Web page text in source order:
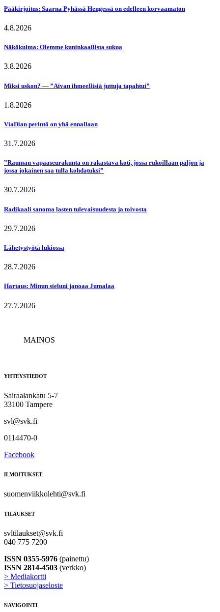
Pääkirjoitus: Saarna Pyhässä Hengessä on edelleen korvaamaton
4.8.2026
Näkökulma: Olemme kuninkaallista sukua
3.8.2026
Miksi uskon? — ”Aivan ihmeellisiä juttuja tapahtui”
1.8.2026
ViaDian perintö on yhä ennallaan
31.7.2026
”Rauman vapaaseurakunta on rakastava koti, jossa rukoillaan paljon ja
jossa jokainen saa tulla kohdatuksi”
30.7.2026
Radikaali sanoma lasten tulevaisuudesta ja toivosta
29.7.2026
Lähetystyötä lukiossa
28.7.2026
Hartaus: Minun sieluni janoaa Jumalaa
27.7.2026
MAINOS
YHTEYSTIEDOT
Sairaalankatu 5-7
33100 Tampere
svl@svk.fi
0114470-0
Facebook
ILMOITUKSET
suomenviikkolehti@svk.fi
TILAUKSET
svltilaukset@svk.fi
040 775 7200
ISSN 0355-5976 (painettu)
ISSN 2814-4503 (verkko)
> Mediakortti
> Tietosuojaseloste
NAVIGOINTI